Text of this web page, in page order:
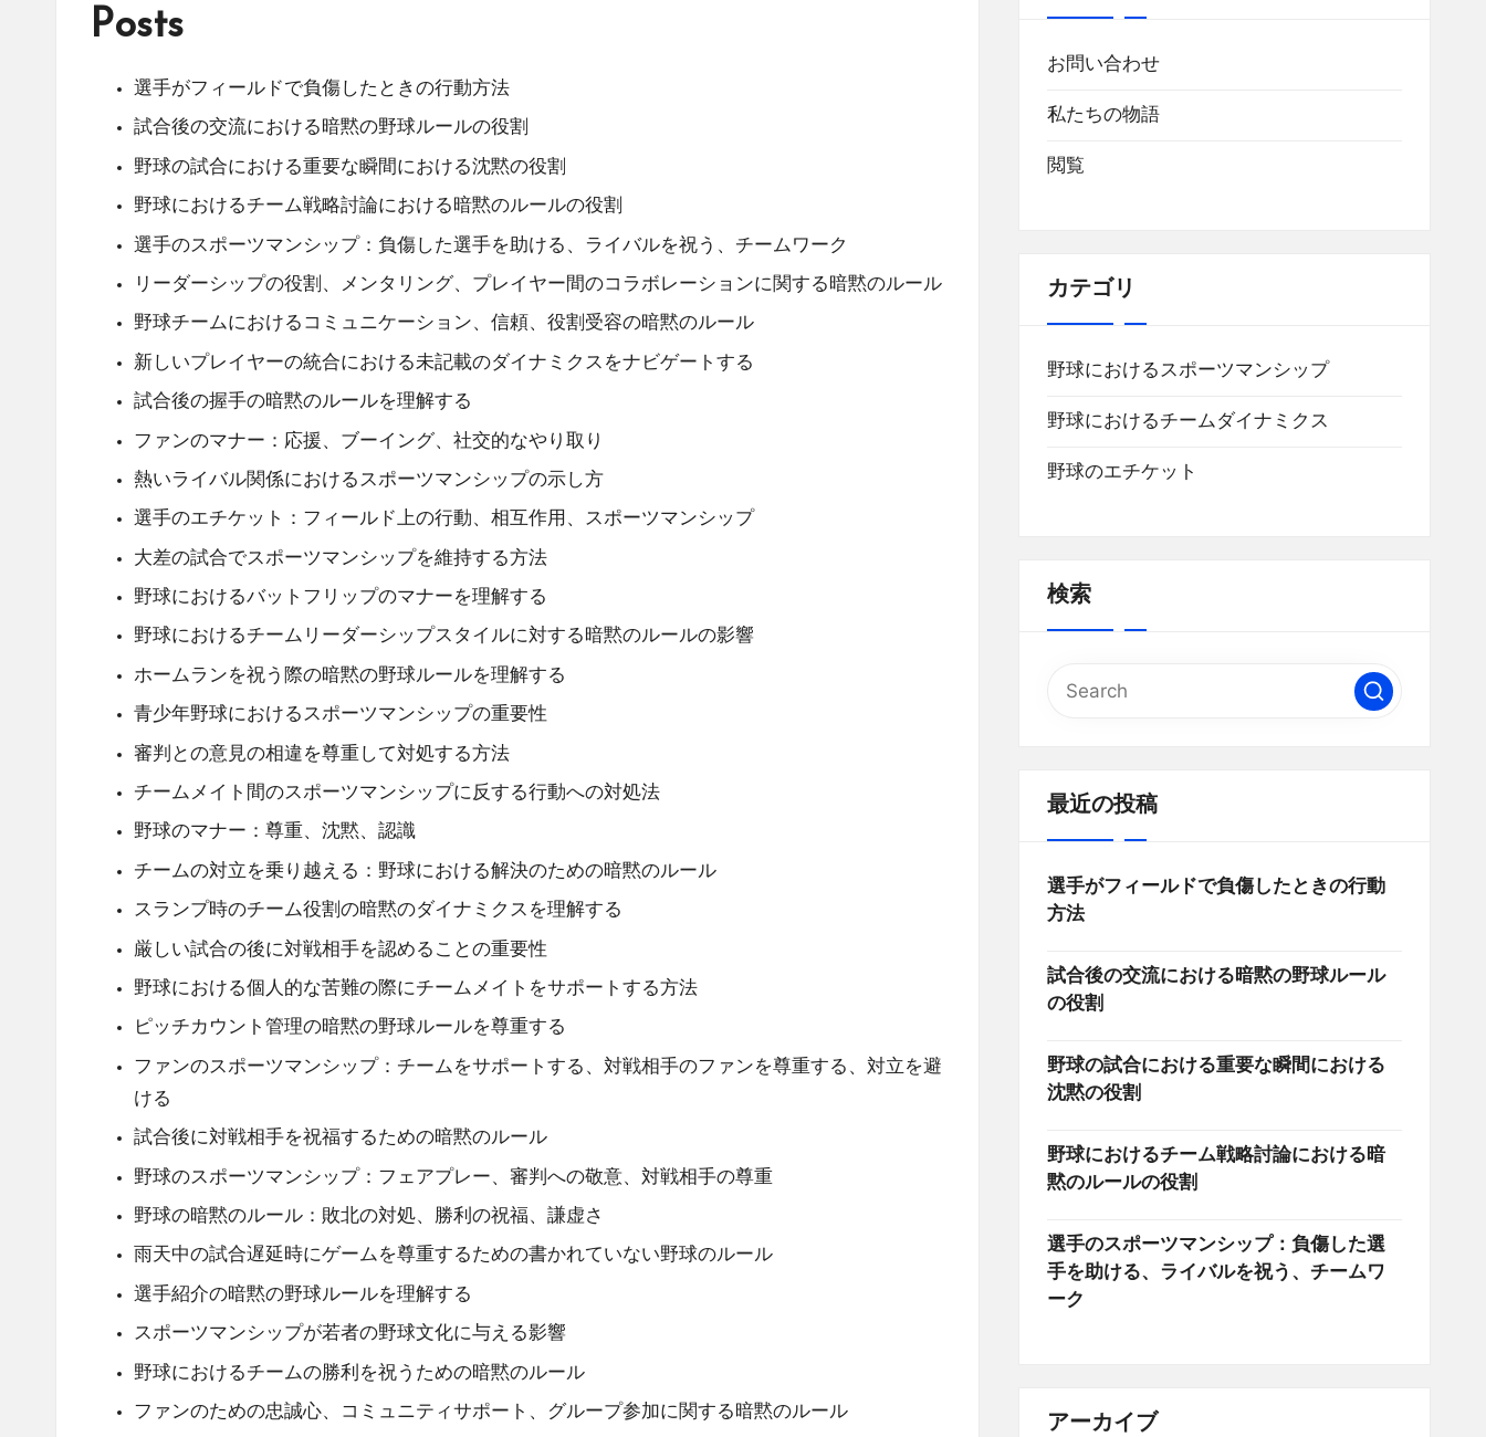
Posts
選手がフィールドで負傷したときの行動方法
試合後の交流における暗黙の野球ルールの役割
野球の試合における重要な瞬間における沈黙の役割
野球におけるチーム戦略討論における暗黙のルールの役割
選手のスポーツマンシップ：負傷した選手を助ける、ライバルを祝う、チームワーク
リーダーシップの役割、メンタリング、プレイヤー間のコラボレーションに関する暗黙のルール
野球チームにおけるコミュニケーション、信頼、役割受容の暗黙のルール
新しいプレイヤーの統合における未記載のダイナミクスをナビゲートする
試合後の握手の暗黙のルールを理解する
ファンのマナー：応援、ブーイング、社交的なやり取り
熱いライバル関係におけるスポーツマンシップの示し方
選手のエチケット：フィールド上の行動、相互作用、スポーツマンシップ
大差の試合でスポーツマンシップを維持する方法
野球におけるバットフリップのマナーを理解する
野球におけるチームリーダーシップスタイルに対する暗黙のルールの影響
ホームランを祝う際の暗黙の野球ルールを理解する
青少年野球におけるスポーツマンシップの重要性
審判との意見の相違を尊重して対処する方法
チームメイト間のスポーツマンシップに反する行動への対処法
野球のマナー：尊重、沈黙、認識
チームの対立を乗り越える：野球における解決のための暗黙のルール
スランプ時のチーム役割の暗黙のダイナミクスを理解する
厳しい試合の後に対戦相手を認めることの重要性
野球における個人的な苦難の際にチームメイトをサポートする方法
ピッチカウント管理の暗黙の野球ルールを尊重する
ファンのスポーツマンシップ：チームをサポートする、対戦相手のファンを尊重する、対立を避
ける
試合後に対戦相手を祝福するための暗黙のルール
野球のスポーツマンシップ：フェアプレー、審判への敬意、対戦相手の尊重
野球の暗黙のルール：敗北の対処、勝利の祝福、謙虚さ
雨天中の試合遅延時にゲームを尊重するための書かれていない野球のルール
選手紹介の暗黙の野球ルールを理解する
スポーツマンシップが若者の野球文化に与える影響
野球におけるチームの勝利を祝うための暗黙のルール
ファンのための忠誠心、コミュニティサポート、グループ参加に関する暗黙のルール
お問い合わせ
私たちの物語
閲覧
カテゴリ
野球におけるスポーツマンシップ
野球におけるチームダイナミクス
野球のエチケット
検索
最近の投稿
選手がフィールドで負傷したときの行動
方法
試合後の交流における暗黙の野球ルール
の役割
野球の試合における重要な瞬間における
沈黙の役割
野球におけるチーム戦略討論における暗
黙のルールの役割
選手のスポーツマンシップ：負傷した選
手を助ける、ライバルを祝う、チームワ
ーク
アーカイブ